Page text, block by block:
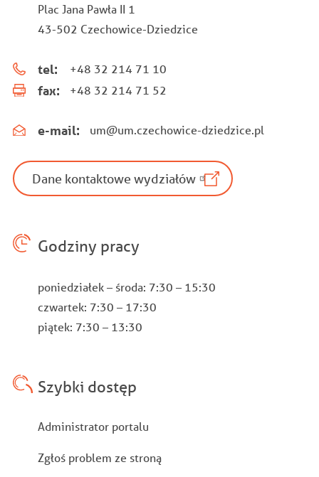
Plac Jana Pawła II 1
43-502 Czechowice-Dziedzice
tel: +48 32 214 71 10
fax: +48 32 214 71 52
e-mail: um@um.czechowice-dziedzice.pl
Dane kontaktowe wydziałów
Godziny pracy
poniedziałek – środa: 7:30 – 15:30
czwartek: 7:30 – 17:30
piątek: 7:30 – 13:30
Szybki dostęp
Stopka
Administrator portalu
Zgłoś problem ze stroną